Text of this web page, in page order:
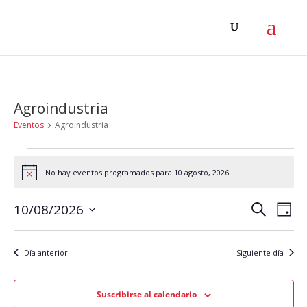
Agroindustria
Eventos Agroindustria
Eventos
en
10
agosto,
2026
Aviso No hay eventos programados para 10 agosto, 2026.
de
Buscar
de
de
Día
10/08/2026
fecha.
Día anterior Siguiente día
Suscribirse al calendario